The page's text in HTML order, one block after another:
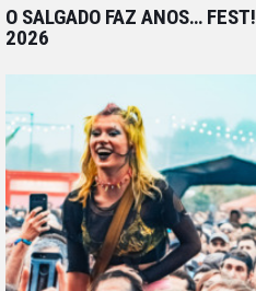
O SALGADO FAZ ANOS… FEST!
2026